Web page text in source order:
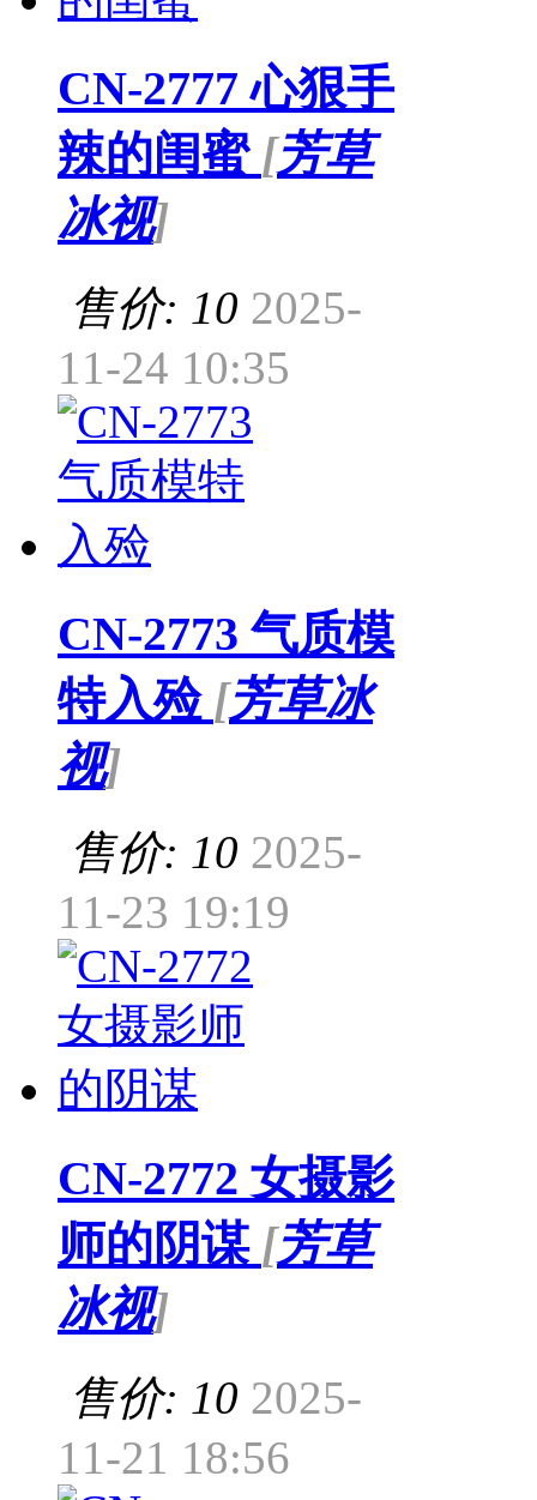
CN-2777 心狠手
辣的闺蜜 [芳草
冰视]
售价: 10 2025-
11-24 10:35
CN-2773 气质模
特入殓 [芳草冰
视]
售价: 10 2025-
11-23 19:19
CN-2772 女摄影
师的阴谋 [芳草
冰视]
售价: 10 2025-
11-21 18:56